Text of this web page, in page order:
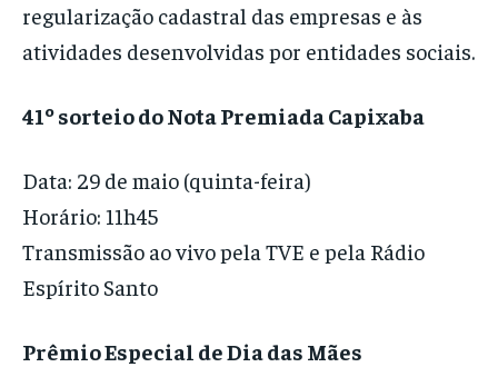
regularização cadastral das empresas e às
atividades desenvolvidas por entidades sociais.
41º sorteio do Nota Premiada Capixaba
Data: 29 de maio (quinta-feira)
Horário: 11h45
Transmissão ao vivo pela TVE e pela Rádio
Espírito Santo
Prêmio Especial de Dia das Mães